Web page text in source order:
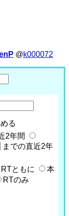
@k000072
る
2年間
までの直近2年
ともに
本
RTのみ